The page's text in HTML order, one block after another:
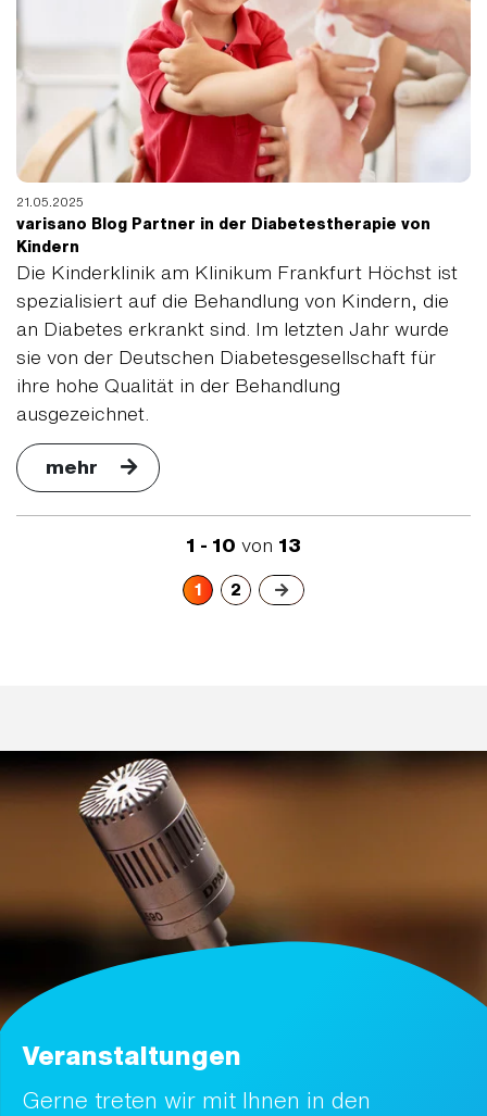
21.05.2025
varisano Blog Partner in der Diabetestherapie von
Kindern
Die Kinderklinik am Klinikum Frankfurt Höchst ist
spezialisiert auf die Behandlung von Kindern, die
an Diabetes erkrankt sind. Im letzten Jahr wurde
sie von der Deutschen Diabetesgesellschaft für
ihre hohe Qualität in der Behandlung
ausgezeichnet.
mehr
1 - 10 von 13
1 2
Veranstaltungen
Gerne treten wir mit Ihnen in den